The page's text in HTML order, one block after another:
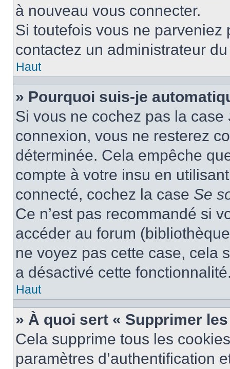
à nouveau vous connecter.
Si toutefois vous ne
contactez un administrateur
Haut
» Pourquoi suis-je
Si vous ne cochez pas la case
connexion, vous ne resterez
déterminée. Cela empêche
compte à votre insu en
connecté, cochez la case Se
Ce n’est pas recommandé si
accéder au forum
ne voyez pas cette case, cela
a désactivé cette
Haut
» À quoi sert « Supprimer
Cela supprime tous les
paramètres d’authentification